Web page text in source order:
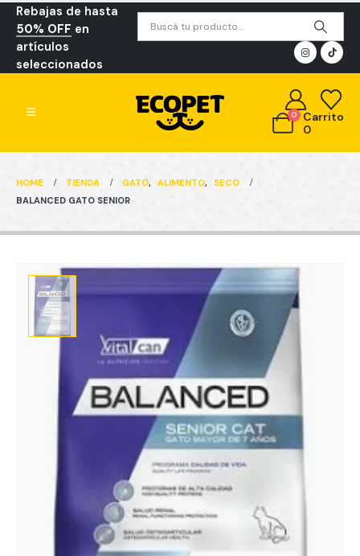
Rebajas de hasta
50% OFF en
artículos
seleccionados
0
Carrito
0
HOME TIENDA GATO, ALIMENTO,
SECO
BALANCED GATO SENIOR